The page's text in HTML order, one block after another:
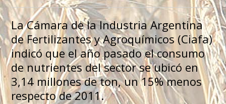
La Cámara de la Industria Argentina
de Fertilizantes y Agroquímicos (Ciafa)
indicó que el año pasado el consumo
de nutrientes del sector se ubicó en
3,14 millones de ton, un 15% menos
respecto de 2011.